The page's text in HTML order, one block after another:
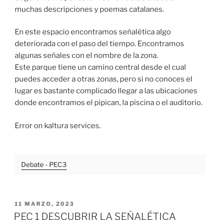
muchas descripciones y poemas catalanes.
En este espacio encontramos señalética algo
deteriorada con el paso del tiempo. Encontramos
algunas señales con el nombre de la zona.
Este parque tiene un camino central desde el cual
puedes acceder a otras zonas, pero si no conoces el
lugar es bastante complicado llegar a las ubicaciones
donde encontramos el pipican, la piscina o el auditorio.
Error on kaltura services.
Debate - PEC3
PUBLICADO
EL
11 MARZO, 2023
PEC 1 DESCUBRIR LA SEÑALÉTICA